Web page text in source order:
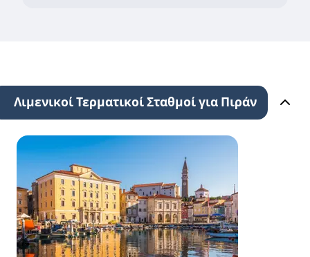
Λιμενικοί Τερματικοί Σταθμοί για Πιράν